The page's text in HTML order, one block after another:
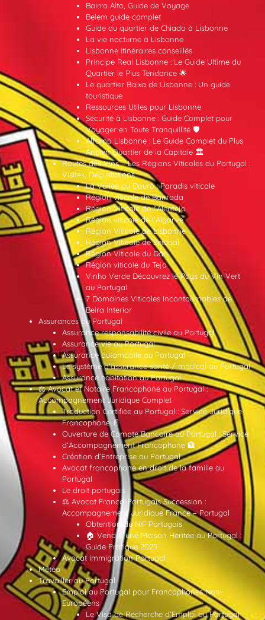
Bairro Alto, Guide de Voyage
Belém guide complet
Guide du quartier de Chiado à Lisbonne
La vie nocturne à Lisbonne
Lisbonne Itinéraires conseillés
Príncipe Real Lisbonne : Le Guide Ultime du
Quartier le Plus Tendance 🌟
Le quartier Baixa de Lisbonne : Un guide
touristique
Ressources Utiles pour Lisbonne
Sécurité à Lisbonne : Guide Complet pour
Voyager en Toute Tranquillité 🛡️
Alfama Lisbonne : Le Guide Complet du Plus
Ancien Quartier de la Capitale 🏛️
Routes des Vins – Les Régions Viticoles du Portugal :
Visites, Dégustations
La Vallée du Douro : Paradis viticole
Région viticole de Bairrada
Région Viticole de l’Alentejo
Région viticole de l’Algarve
Région Viticole de Lisbonne
Région Viticole de Setúbal
Région Viticole du Dão
Région viticole du Tejo
Vinho Verde Découvrez le Pays du Vin Vert
au Portugal
7 Domaines Viticoles Incontournables de
Beira Interior
Assurances au Portugal
Assurance responsabilité civile au Portugal
Assurance vie au Portugal
Assurance automobile au Portugal
Le système d’assurance santé / médical au Portugal
Assurance habitation au Portugal
⚖️ Avocat et Notaire Francophone au Portugal :
Accompagnement Juridique Complet
Traduction Certifiée au Portugal : Service Juridique
Francophone 📄
Ouverture de Compte Bancaire au Portugal : Service
d’Accompagnement Francophone 🏦
Création d’Entreprise au Portugal
Avocat francophone en droit de la famille au
Portugal
Le droit portugais
⚖️ Avocat Franco-Portugais Succession :
Accompagnement Juridique France – Portugal
Obtention du NIF Portugais
🏠 Vendre une Maison Héritée au Portugal :
Guide Pratique 2025
Avocat immigration Portugal
Météo
Travailler au Portugal
Emploi au Portugal pour Francophones Non-
Européens
Le Visa de Recherche d’Emploi au Portugal